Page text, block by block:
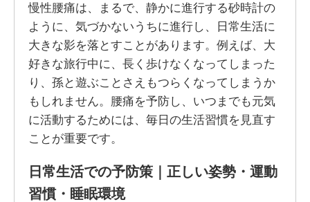
慢性腰痛は、まるで、静かに進行する砂時計の
ように、気づかないうちに進行し、日常生活に
大きな影を落とすことがあります。例えば、大
好きな旅行中に、長く歩けなくなってしまった
り、孫と遊ぶことさえもつらくなってしまうか
もしれません。腰痛を予防し、いつまでも元気
に活動するためには、毎日の生活習慣を見直す
ことが重要です。
日常生活での予防策｜正しい姿勢・運動
習慣・睡眠環境